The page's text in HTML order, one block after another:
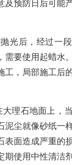
及预防日后可能
光后，经过一
需要使用起蜡水
工，局部施工后
理石地面上，
泥尘就像砂纸一
表面造成严重的
期使用中性清洁